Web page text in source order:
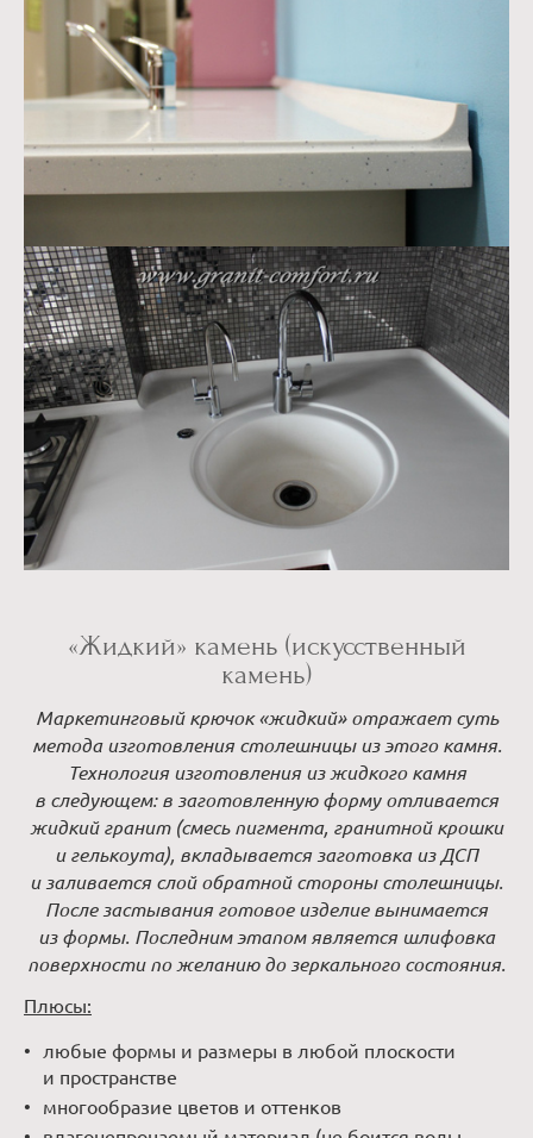
«Жидкий» камень (искусственный
камень)
Маркетинговый крючок «жидкий» отражает суть
метода изготовления столешницы из этого камня.
Технология изготовления из жидкого камня
в следующем: в заготовленную форму отливается
жидкий гранит (смесь пигмента, гранитной крошки
и гелькоута), вкладывается заготовка из ДСП
и заливается слой обратной стороны столешницы.
После застывания готовое изделие вынимается
из формы. Последним этапом является шлифовка
поверхности по желанию до зеркального состояния.
Плюсы:
любые формы и размеры в любой плоскости
и пространстве
многообразие цветов и оттенков